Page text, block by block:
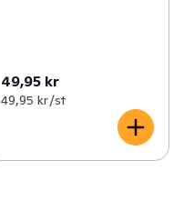
49,95 kr
49,95 kr /st